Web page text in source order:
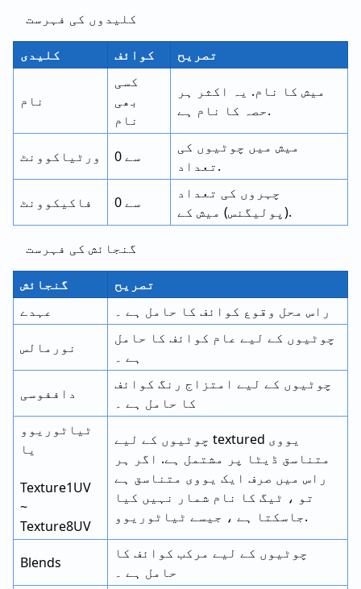
کلیدوں کی فہرست
کلیدی کوائف تصریح
نام
کسی
بھی
نام
میش کا نام. یہ اکثر ہر
حصہ کا نام ہے.
ورٹیاکوونٹ 0 سے
میش میں چوٹیوں کی
تعداد.
فاکیکوونٹ 0 سے
چہروں کی تعداد
(پولیگنس) میش کے.
گنجائش کی فہرست
گنجائش
تصریح
عہدے
راس محل وقوع کوائف کا حامل ہے ۔
نورمالس
چوٹیوں کے لیے عام کوائف کا حامل
ہے ۔
داففوسی
چوٹیوں کے لیے امتزاج رنگ کوائف
کا حامل ہے ۔
ٹیاٹوریوو
یا
Texture1UV
~
Texture8UV
چوٹیوں کے لیے textured یووی
متناسق ڈیٹا پر مشتمل ہے. اگر ہر
راس میں صرف ایک یووی متناسق ہے
تو ، ٹیگ کا نام شمار نہیں کیا
جاسکتا ہے ، جیسے ٹیاٹوریوو.
Blends
چوٹیوں کے لیے مرکب کوائف کا
حامل ہے ۔